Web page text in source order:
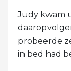
Judy kwam
probeerde
in bed had